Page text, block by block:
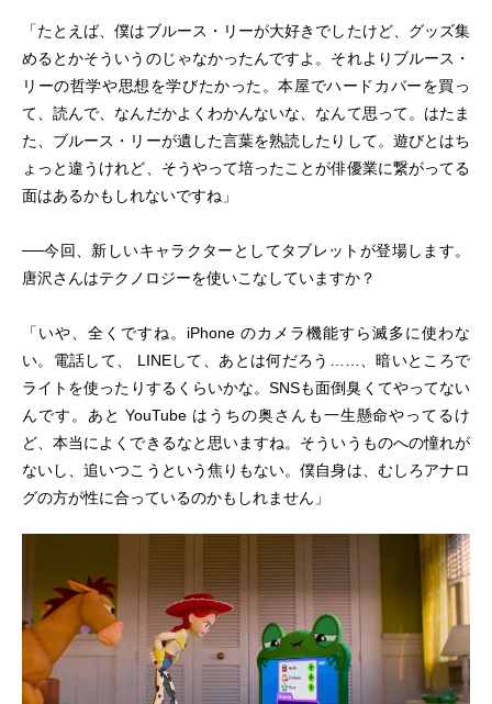
「たとえば、僕はブルース・リーが大好きでしたけど、グッズ集
めるとかそういうのじゃなかったんですよ。それよりブルース・
リーの哲学や思想を学びたかった。本屋でハードカバーを買っ
て、読んで、なんだかよくわかんないな、なんて思って。はたま
た、ブルース・リーが遺した言葉を熟読したりして。遊びとはち
ょっと違うけれど、そうやって培ったことが俳優業に繋がってる
面はあるかもしれないですね」
──今回、新しいキャラクターとしてタブレットが登場します。
唐沢さんはテクノロジーを使いこなしていますか？
「いや、全くですね。iPhone のカメラ機能すら滅多に使わな
い。電話して、 LINEして、あとは何だろう……、暗いところで
ライトを使ったりするくらいかな。SNSも面倒臭くてやってない
んです。あと YouTube はうちの奥さんも一生懸命やってるけ
ど、本当によくできるなと思いますね。そういうものへの憧れが
ないし、追いつこうという焦りもない。僕自身は、むしろアナロ
グの方が性に合っているのかもしれません」